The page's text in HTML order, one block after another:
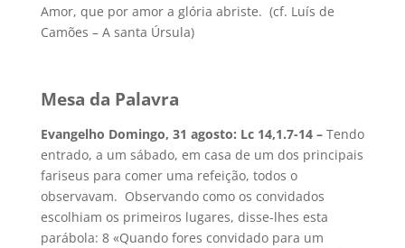
Amor, que por amor a glória abriste. (cf. Luís de
Camões – A santa Úrsula)
Mesa da Palavra
Evangelho Domingo, 31 agosto: Lc 14,1.7-14 – Tendo
entrado, a um sábado, em casa de um dos principais
fariseus para comer uma refeição, todos o
observavam. Observando como os convidados
escolhiam os primeiros lugares, disse-lhes esta
parábola: 8 «Quando fores convidado para um